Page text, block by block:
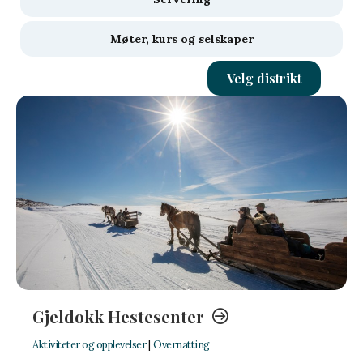
Møter, kurs og selskaper
Velg distrikt
Gjeldokk Hestesenter
Aktiviteter og opplevelser| Overnatting